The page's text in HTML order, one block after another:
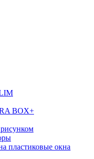
BOX+
пластиковые окна